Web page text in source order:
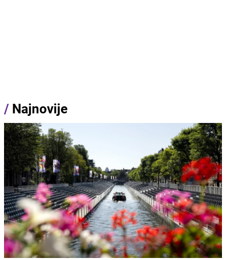
/ Najnovije